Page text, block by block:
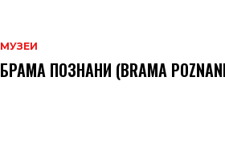
МУЗЕИ
БРАМА ПОЗНАНИ (BRAMA